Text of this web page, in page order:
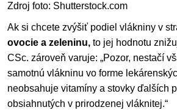
Zdroj foto: Shutterstock.com
Ak si chcete zvýšiť podiel vlákniny v
ovocie a zeleninu, to jej hodnotu
CSc. zároveň varuje: „Pozor, nestačí
samotnú vlákninu vo forme
neobsahuje vitamíny a stovky ďalších
obsiahnutých v prirodzenej vláknitej.“